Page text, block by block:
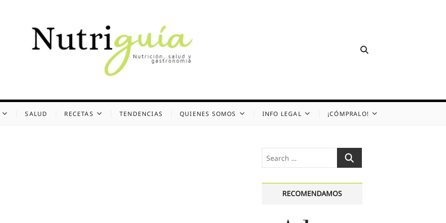
SALUD RECETAS TENDENCIAS QUIENES SOMOS INFO LEGAL ¡CÓMPRALO!
Search
…
RECOMENDAMOS